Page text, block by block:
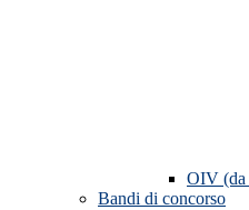
OIV (da
Bandi di concorso